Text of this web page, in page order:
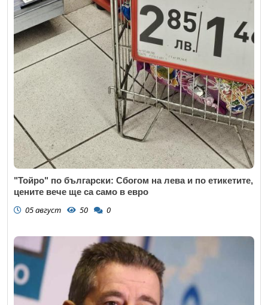
"Тойро" по български: Сбогом на лева и по етикетите,
цените вече ще са само в евро
05 август 50 0